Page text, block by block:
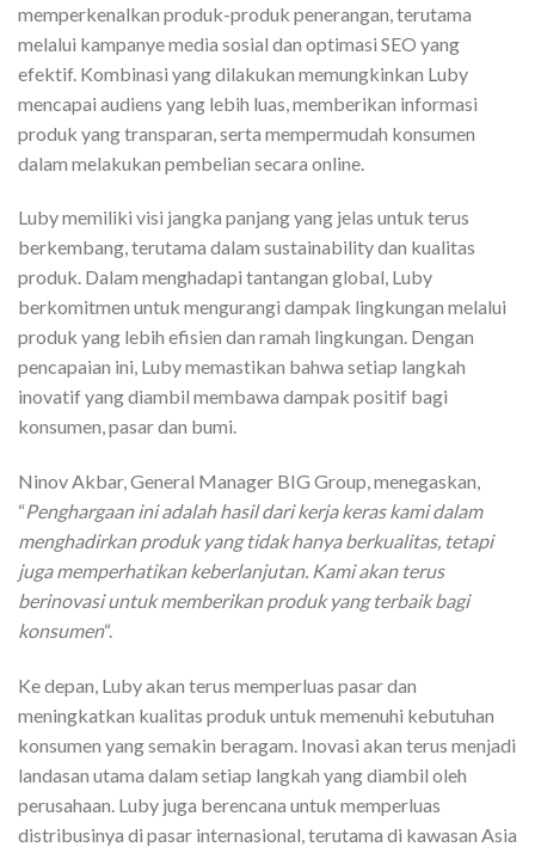
memperkenalkan produk-produk penerangan, terutama
melalui kampanye media sosial dan optimasi SEO yang
efektif. Kombinasi yang dilakukan memungkinkan Luby
mencapai audiens yang lebih luas, memberikan informasi
produk yang transparan, serta mempermudah konsumen
dalam melakukan pembelian secara online.
Luby memiliki visi jangka panjang yang jelas untuk terus
berkembang, terutama dalam sustainability dan kualitas
produk. Dalam menghadapi tantangan global, Luby
berkomitmen untuk mengurangi dampak lingkungan melalui
produk yang lebih efisien dan ramah lingkungan. Dengan
pencapaian ini, Luby memastikan bahwa setiap langkah
inovatif yang diambil membawa dampak positif bagi
konsumen, pasar dan bumi.
Ninov Akbar, General Manager BIG Group, menegaskan,
“Penghargaan ini adalah hasil dari kerja keras kami dalam
menghadirkan produk yang tidak hanya berkualitas, tetapi
juga memperhatikan keberlanjutan. Kami akan terus
berinovasi untuk memberikan produk yang terbaik bagi
konsumen“.
Ke depan, Luby akan terus memperluas pasar dan
meningkatkan kualitas produk untuk memenuhi kebutuhan
konsumen yang semakin beragam. Inovasi akan terus menjadi
landasan utama dalam setiap langkah yang diambil oleh
perusahaan. Luby juga berencana untuk memperluas
distribusinya di pasar internasional, terutama di kawasan Asia